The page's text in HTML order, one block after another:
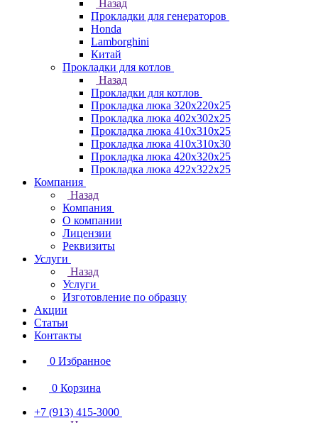
Назад
Прокладки для генераторов
Honda
Lamborghini
Китай
Прокладки для котлов
Назад
Прокладки для котлов
Прокладка люка 320x220x25
Прокладка люка 402x302x25
Прокладка люка 410x310x25
Прокладка люка 410х310х30
Прокладка люка 420x320x25
Прокладка люка 422x322x25
Компания
Назад
Компания
О компании
Лицензии
Реквизиты
Услуги
Назад
Услуги
Изготовление по образцу
Акции
Статьи
Контакты
0 Избранное
0 Корзина
+7 (913) 415-3000